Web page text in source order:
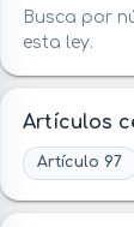
Busca por
esta ley.
Artículos
Artículo 97